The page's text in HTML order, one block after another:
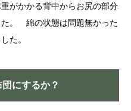
がかかる背中からお尻の部分
。 綿の状態は問題無かった
た。
にするか？